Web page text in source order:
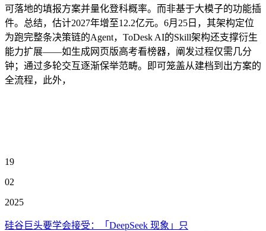
可落地的填报方案并量化登科概率。而非基于大模子的功能插
件。总结，估计2027年增至12.2亿元。6月25日，其架构定位
为跑完整条决策链的Agent，ToDesk AI的Skill架构还支撑衍生
能力扩展——如生成网页版高考看榜器，阐发过程仅需几分
钟；通过多轮交互逐渐保举范畴。即可笼盖从建档到出方案的
全流程，此外，
19
02
2025
硅谷巨头要学会接受：「DeepSeek 现象」只